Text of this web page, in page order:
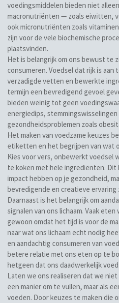
voedingsmiddelen bieden niet
macronutriënten — zoals eiwitten,
ook micronutriënten zoals
zijn voor de vele biochemische
plaatsvinden.
Het is belangrijk om ons bewust te
consumeren. Voedsel dat rijk is aan
verzadigde vetten en bewerkte
termijn een bevredigend gevoel
bieden weinig tot geen
energiedips,
gezondheidsproblemen zoals
Het maken van voedzame keuzes
etiketten en het begrijpen van wat
Kies voor vers, onbewerkt voedsel
te koken met hele ingrediënten. Dit
impact hebben op je gezondheid,
bevredigende en creatieve ervaring
Daarnaast is het belangrijk om
signalen van ons lichaam. Vaak
gewoon omdat het tijd is voor de
naar wat ons lichaam echt nodig
en aandachtig consumeren van
betere relatie met ons eten op te
hetgeen dat ons daadwerkelijk
Laten we ons realiseren dat we
een manier om te vullen, maar als
voeden. Door keuzes te maken die